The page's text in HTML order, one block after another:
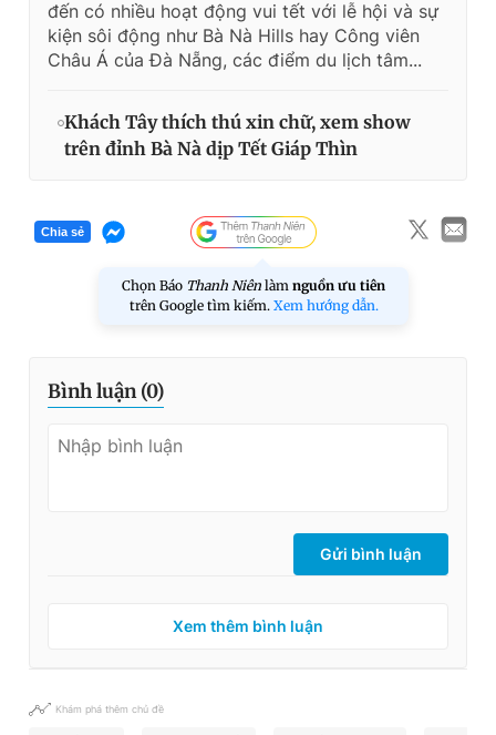
đến có nhiều hoạt động vui tết với lễ hội và sự
kiện sôi động như Bà Nà Hills hay Công viên
Châu Á của Đà Nẵng, các điểm du lịch tâm...
Khách Tây thích thú xin chữ, xem show
trên đỉnh Bà Nà dịp Tết Giáp Thìn
Chia sẻ
Chọn Báo Thanh Niên làm nguồn ưu tiên
trên Google tìm kiếm. Xem hướng dẫn.
Bình luận (0)
Gửi bình luận
Xem thêm bình luận
Khám phá thêm chủ đề